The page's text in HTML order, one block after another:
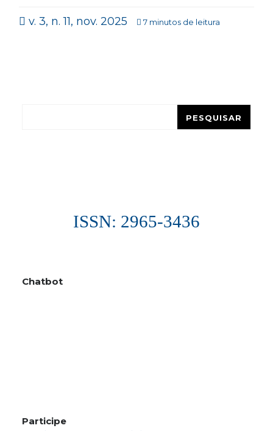
v. 3, n. 11, nov. 2025 7 minutos de leitura
PESQUISAR
ISSN: 2965-3436
Chatbot
Participe